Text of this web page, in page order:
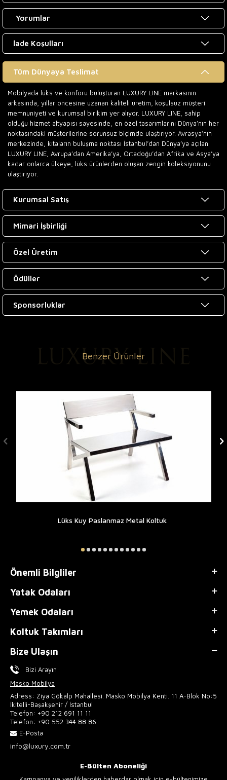
Yorumlar
İade Koşulları
Tüm Dünyaya Teslimat
Mobilyada lüks ve konforu buluşturan LUXURY LINE markasının
arkasında, yıllar öncesine uzanan kaliteli üretim, koşulsuz müşteri
memnuniyeti ve kurumsal birikim yer alıyor. LUXURY LINE, sahip
olduğu hizmet altyapısı sayesinde, en özel tasarımlarını Dünya’nın her
noktasındaki müşterilerine sorunsuz biçimde ulaştırıyor. Avrasya’nın
merkezinde, kıtaların buluşma noktası İstanbul’dan Dünya’ya açılan
LUXURY LINE, Avrupa’dan Amerika’ya, Ortadoğu’dan Afrika ve Asya’ya
kadar onlarca ülkeye, lüks ürünlerden oluşan zengin koleksiyonunu
ulaştırıyor.
Kurumsal Satış
Mimari İşbirliği
Özel Üretim
Ödüller
Sponsorluklar
Benzer Ürünler
Lüks Kuy Paslanmaz Metal Koltuk
Önemli Bilgliler
Yatak Odaları
Yemek Odaları
Koltuk Takımları
Bize Ulaşın
Bizi Arayın
Masko Mobilya
Adress: Ziya Gökalp Mahallesi. Masko Mobilya Kenti. 11 A-Blok No:5
İkitelli-Başakşehir / İstanbul
Telefon: +90 212 691 11 11
Telefon: +90 552 344 88 86
E-Posta
info@luxury.com.tr
E-Bülten Aboneliği